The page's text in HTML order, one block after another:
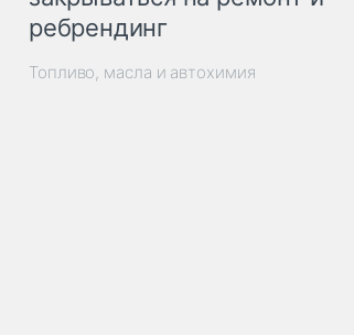
ребрендинг
Топливо, масла и автохимия